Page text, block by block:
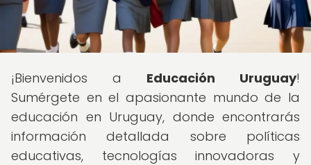
¡Bienvenidos a Educación Uruguay!
Sumérgete en el apasionante mundo de la
educación en Uruguay, donde encontrarás
información detallada sobre políticas
educativas, tecnologías innovadoras y